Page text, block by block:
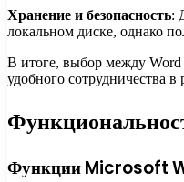
Хранение и безопасность:
локальном диске, однако
В итоге, выбор между Word
удобного сотрудничества
Функции Microsoft